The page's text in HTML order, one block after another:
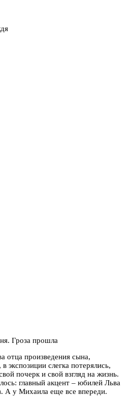
Гроза прошла
отца произведения сына,
экспозиции слегка потерялись,
почерк и свой взгляд на жизнь.
главный акцент – юбилей Льва
А у Михаила еще все впереди.